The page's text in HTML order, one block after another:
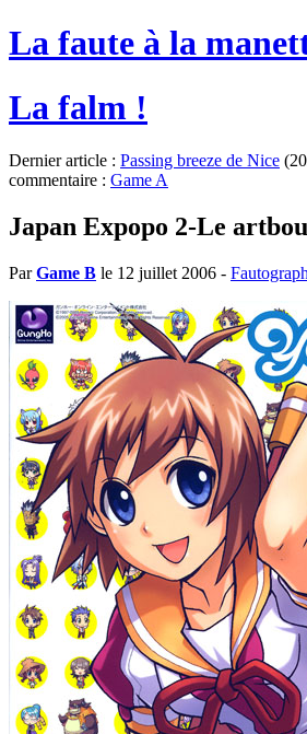
La faute à la
La falm !
Dernier article : Passing breeze de Nice
commentaire : Game A
Japan Expopo 2-Le
ParGame B le 12 juillet 2006 -